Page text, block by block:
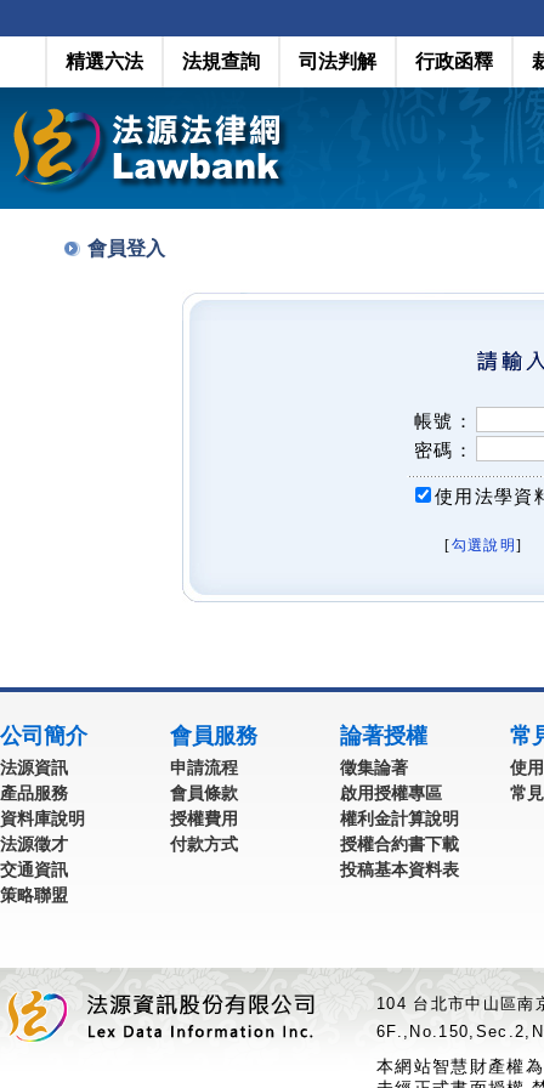
精選六法 法規查詢 司法判解 行政函釋
會員登入
帳號：
密碼：
使用法學資
[勾選說明 ]
公司簡介
法源資訊
產品服務
資料庫說明
法源徵才
交通資訊
策略聯盟
會員服務
申請流程
會員條款
授權費用
付款方式
論著授權
徵集論著
啟用授權專區
權利金計算說明
授權合約書下載
投稿基本資料表
常
使
常
104 台北市中山區
本網站智慧財產權